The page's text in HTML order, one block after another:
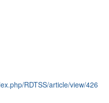
RDTSS/article/view/426